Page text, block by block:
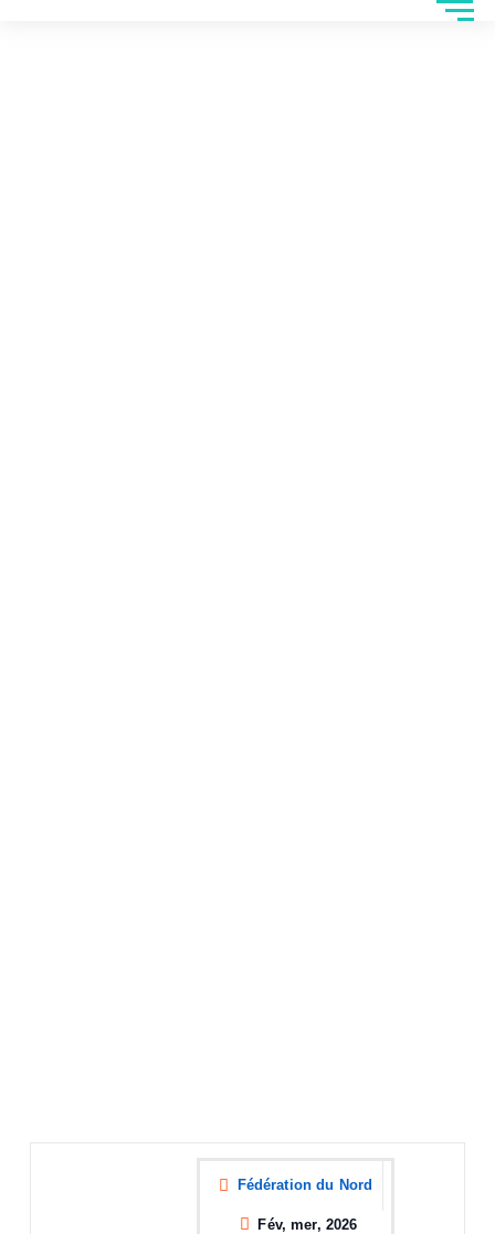
Fédération du Nord
Fév, mer, 2026